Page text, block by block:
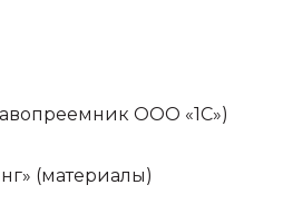
ООО «1С»)
(материалы)